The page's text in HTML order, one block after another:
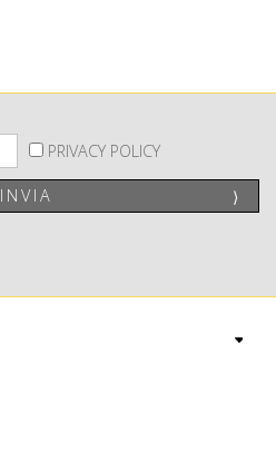
PRIVACY POLICY
INVIA ⟩